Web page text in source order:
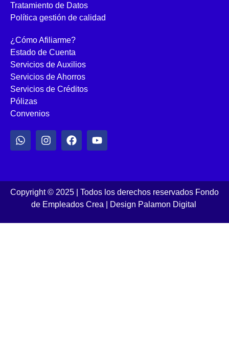
Tratamiento de Datos
Política gestión de calidad
¿Cómo Afiliarme?
Estado de Cuenta
Servicios de Auxilios
Servicios de Ahorros
Servicios de Créditos
Pólizas
Convenios
Copyright © 2025 | Todos los derechos reservados Fondo
de Empleados Crea
Design Palamon Digital